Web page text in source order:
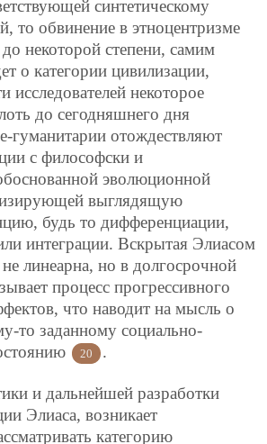
синтетическому
то обвинение в этноцентризме
некоторой степени, самим
о категории цивилизации,
исследователей некоторое
до сегодняшнего дня
гуманитарии отождествляют
с философски и
эволюционной
выглядящую
будь то дифференциации,
интеграции. Вскрытая Элиасом
линеарна, но в долгосрочной
процесс прогрессивного
что наводит на мысль о
то заданному социально-
20 .
и дальнейшей разработки
Элиаса, возникает
категорию